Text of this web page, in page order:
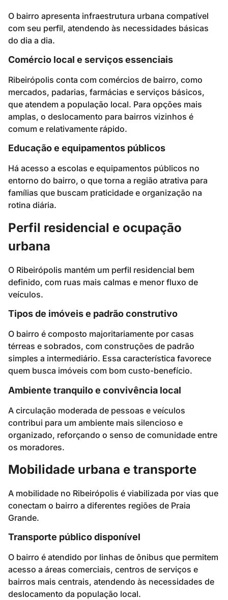
O bairro apresenta infraestrutura urbana compatível
com seu perfil, atendendo às necessidades básicas
do dia a dia.
Comércio local e serviços essenciais
Ribeirópolis conta com comércios de bairro, como
mercados, padarias, farmácias e serviços básicos,
que atendem a população local. Para opções mais
amplas, o deslocamento para bairros vizinhos é
comum e relativamente rápido.
Educação e equipamentos públicos
Há acesso a escolas e equipamentos públicos no
entorno do bairro, o que torna a região atrativa para
famílias que buscam praticidade e organização na
rotina diária.
Perfil residencial e ocupação
urbana
O Ribeirópolis mantém um perfil residencial bem
definido, com ruas mais calmas e menor fluxo de
veículos.
Tipos de imóveis e padrão construtivo
O bairro é composto majoritariamente por casas
térreas e sobrados, com construções de padrão
simples a intermediário. Essa característica favorece
quem busca imóveis com bom custo-benefício.
Ambiente tranquilo e convivência local
A circulação moderada de pessoas e veículos
contribui para um ambiente mais silencioso e
organizado, reforçando o senso de comunidade entre
os moradores.
Mobilidade urbana e transporte
A mobilidade no Ribeirópolis é viabilizada por vias que
conectam o bairro a diferentes regiões de Praia
Grande.
Transporte público disponível
O bairro é atendido por linhas de ônibus que permitem
acesso a áreas comerciais, centros de serviços e
bairros mais centrais, atendendo às necessidades de
deslocamento da população local.